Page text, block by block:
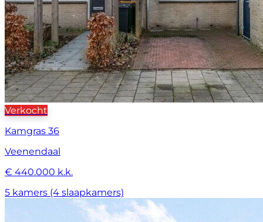
Verkocht
Kamgras 36
Veenendaal
€ 440.000 k.k.
5 kamers (4 slaapkamers)